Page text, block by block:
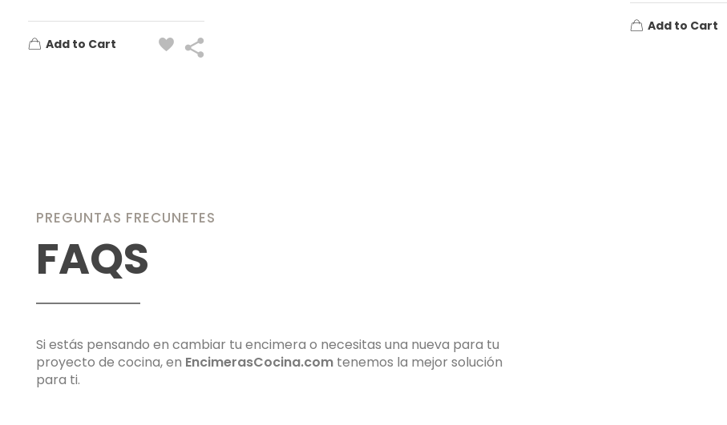
Add to Cart
Add to Cart
PREGUNTAS FRECUNETES
FAQS
Si estás pensando en cambiar tu encimera o necesitas una nueva para tu
proyecto de cocina, en EncimerasCocina.com tenemos la mejor solución
para ti.